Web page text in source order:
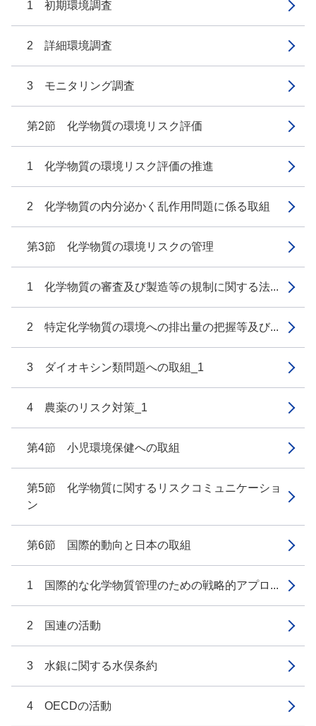
1 初期環境調査
2 詳細環境調査
3 モニタリング調査
第2節 化学物質の環境リスク評価
1 化学物質の環境リスク評価の推進
2 化学物質の内分泌かく乱作用問題に係る取組
第3節 化学物質の環境リスクの管理
1 化学物質の審査及び製造等の規制に関する法...
2 特定化学物質の環境への排出量の把握等及び...
3 ダイオキシン類問題への取組_1
4 農薬のリスク対策_1
第4節 小児環境保健への取組
第5節 化学物質に関するリスクコミュニケーショ
ン
第6節 国際的動向と日本の取組
1 国際的な化学物質管理のための戦略的アプロ...
2 国連の活動
3 水銀に関する水俣条約
4 OECDの活動